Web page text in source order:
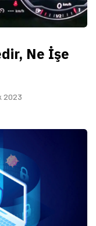
Ne İşe
2023